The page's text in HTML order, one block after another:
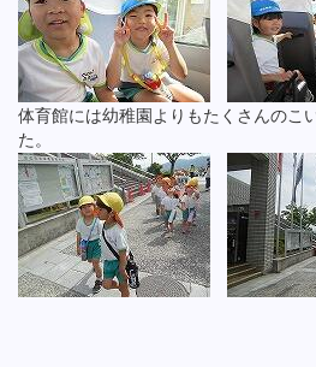
体育館には幼稚園よりもたくさんのこ
た。